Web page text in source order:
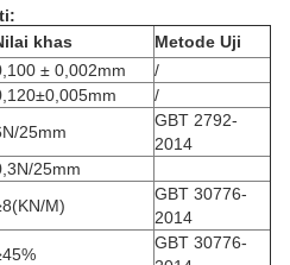
khas
Metode Uji
± 0,002mm
/
/
25mm
GBT 2792-
2014
25mm
M)
GBT 30776-
2014
GBT 30776-